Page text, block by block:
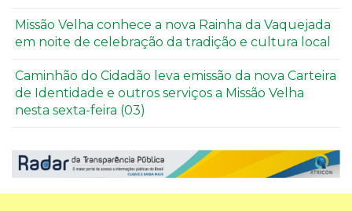
Missão Velha conhece a nova Rainha da Vaquejada
em noite de celebração da tradição e cultura local
Caminhão do Cidadão leva emissão da nova Carteira
de Identidade e outros serviços a Missão Velha
nesta sexta-feira (03)